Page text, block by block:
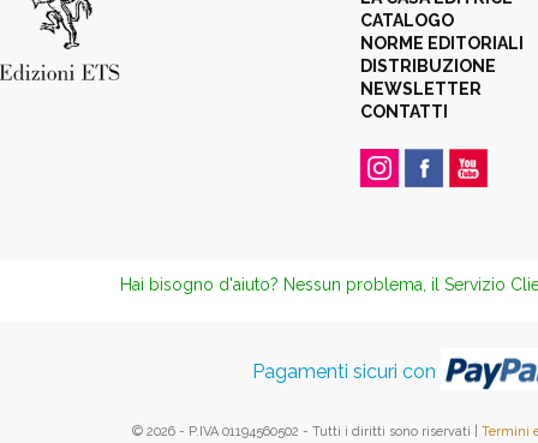
CATALOGO
NORME EDITORIALI
DISTRIBUZIONE
NEWSLETTER
CONTATTI
Hai bisogno d'aiuto? Nessun problema, il Servizio
Pagamenti sicuri con
© 2026 - P.IVA 01194560502 - Tutti i diritti sono riservati | Termini